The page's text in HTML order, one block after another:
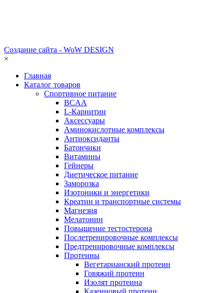
Создание сайта - WoW DESIGN
×
Главная
Каталог товаров
Спортивное питание
BCAA
L-Карнитин
Аксессуары
Аминокислотные комплексы
Антиоксиданты
Батончики
Витамины
Гейнеры
Диетическое питание
Заморозка
Изотоники и энергетики
Креатин и транспортные системы
Магнезия
Мелатонин
Повышение тестостерона
Послетренировочные комплексы
Предтренировочные комплексы
Протеины
Вегетарианский протеин
Говяжий протеин
Изолят протеина
Казеиновый протеин